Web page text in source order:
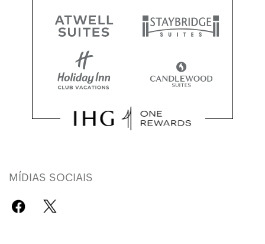
MÍDIAS SOCIAIS